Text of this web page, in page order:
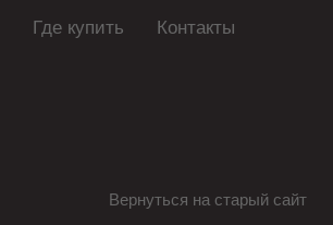
Где купить Контакты
Вернуться на старый сайт